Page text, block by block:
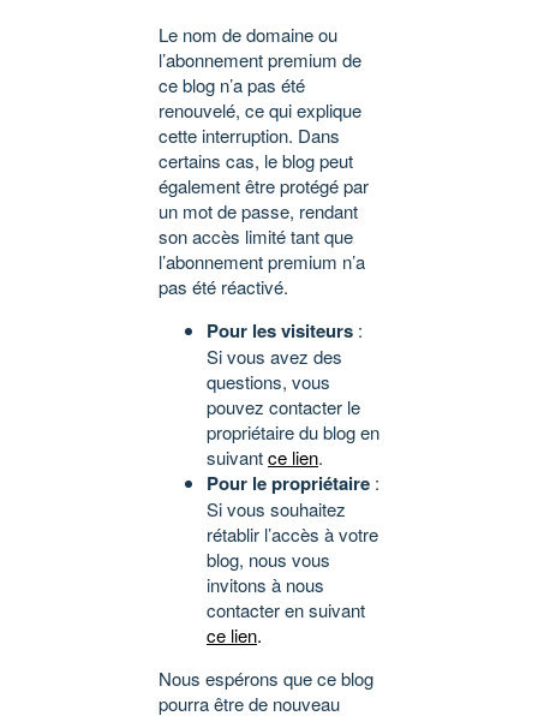
Le nom de domaine ou
l’abonnement premium de
ce blog n’a pas été
renouvelé, ce qui explique
cette interruption. Dans
certains cas, le blog peut
également être protégé par
un mot de passe, rendant
son accès limité tant que
l’abonnement premium n’a
pas été réactivé.
Pour les visiteurs :
Si vous avez des
questions, vous
pouvez contacter le
propriétaire du blog en
suivantce lien.
Pour le propriétaire :
Si vous souhaitez
rétablir l’accès à votre
blog, nous vous
invitons à nous
contacter en suivant
ce lien.
Nous espérons que ce blog
pourra être de nouveau